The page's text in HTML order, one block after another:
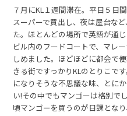
７月にKL１週間滞在。平日５日
スーパーで買出し、夜は屋台な
た。ほとんどの場所で英語が通
ビル内のフードコートで、マレ
しめました。ほどほどに都会で
きる街ですっかりKLのとりこで
になりそうな不思議な味、とに
い!その中でもマンゴーは格別で
頃マンゴーを買うのが日課とな